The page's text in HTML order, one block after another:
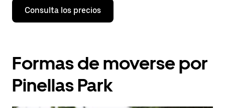
Pulsa
flecha
abrir
el
calendario
y
Consulta los precios
Formas de moverse por
Pinellas Park